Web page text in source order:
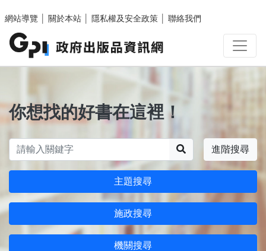
網站導覽
關於本站 隱私權及安全政策 聯絡我們
你想找的好書在這裡！
進階搜尋
主題搜尋
施政搜尋
機關搜尋